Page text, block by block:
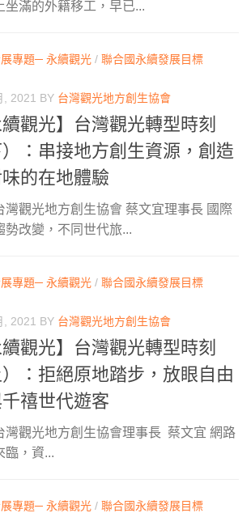
坐滿的外籍移工，早已...
專題─ 永續觀光 / 聯合國永續發展目標
, 2021 BY 台灣觀光地方創生協會
續觀光】台灣觀光轉型時刻
）：串接地方創生資源，創造
的在地體驗
灣觀光地方創生協會 蔡文宜理事長 國際
勢改變，不同世代旅...
專題─ 永續觀光 / 聯合國永續發展目標
, 2021 BY 台灣觀光地方創生協會
續觀光】台灣觀光轉型時刻
）：拒絕原地踏步，放眼自由
禧世代遊客
灣觀光地方創生協會理事長 蔡文宜 網路
臨，資...
專題─ 永續觀光 / 聯合國永續發展目標